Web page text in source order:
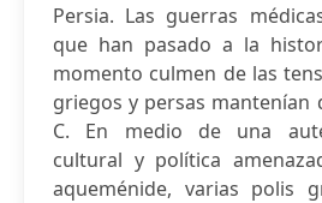
Persia. Las guerras
que han pasado a la
momento culmen de las
griegos y persas mantenían
C. En medio de una
cultural y política
aqueménide, varias polis